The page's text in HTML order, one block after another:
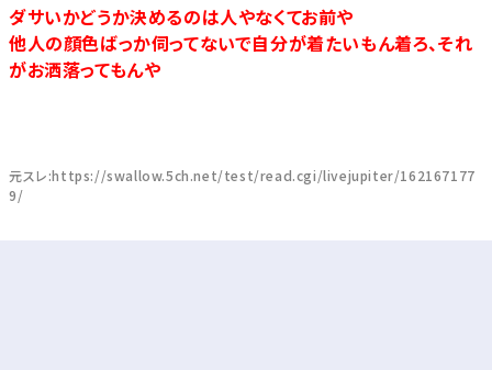
ダサいかどうか決めるのは人やなくてお前や
他人の顔色ばっか伺ってないで自分が着たいもん着ろ、それ
がお洒落ってもんや
元スレ:https://swallow.5ch.net/test/read.cgi/livejupiter/162167177
9/